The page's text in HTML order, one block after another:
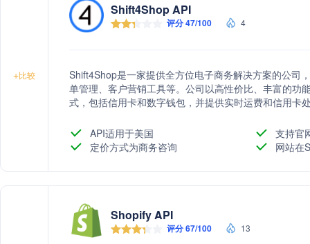
+比较
Shift4Shop API
评分 47/100 4
Shift4Shop是一家提供全方位电子商务解决方案的公司
单管理、客户营销工具等。公司以高性价比、丰富的功
式，包括信用卡和数字钱包，并提供实时运费和信用卡
API适用于美国
支持官
定价方式为商务咨询
网站在
Shopify API
评分 67/100 13